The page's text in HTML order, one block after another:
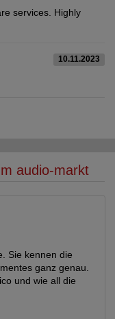
services. Highly
10.11.2023
audio-markt
Sie kennen die
ganz genau.
und wie all die